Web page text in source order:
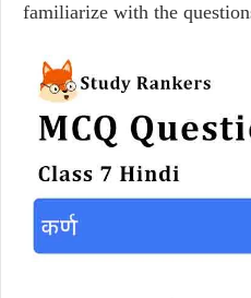
familiarize with the